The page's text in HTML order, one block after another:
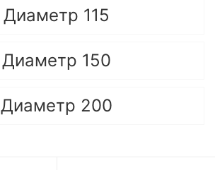
Диаметр 115
Диаметр 150
Диаметр 200